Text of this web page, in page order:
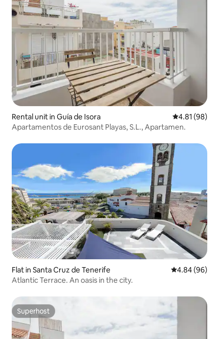
Rental unit in Guía de Isora 4.81 out of 5
4.81 (98)
Apartamentos de Eurosant Playas, S.L., Apartamen.
Flat in Santa Cruz de Tenerife 4.84 out of 5
4.84 (96)
Atlantic Terrace. An oasis in the city.
Superhost
Superhost